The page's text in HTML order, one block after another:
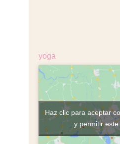
yoga
Haz clic para aceptar
y permitir